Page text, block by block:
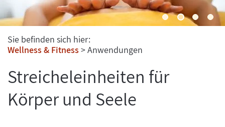
Sie befinden sich hier:
Wellness & Fitness
Anwendungen
Streicheleinheiten für
Körper und Seele